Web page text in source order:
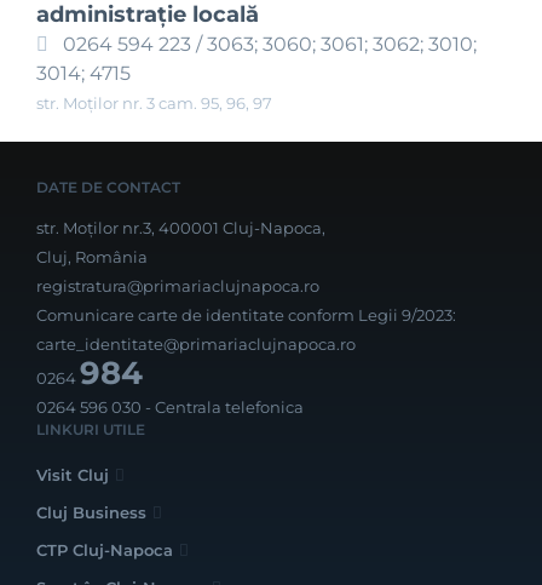
administraţie locală
0264 594 223 / 3063; 3060; 3061; 3062; 3010;
3014; 4715
str. Moților nr. 3 cam. 95, 96, 97
DATE DE CONTACT
str. Moților nr.3, 400001 Cluj-Napoca,
Cluj, România
registratura@primariaclujnapoca.ro
Comunicare carte de identitate conform Legii 9/2023:
carte_identitate@primariaclujnapoca.ro
0264984
0264 596 030 - Centrala telefonica
LINKURI UTILE
Visit Cluj
Cluj Business
CTP Cluj-Napoca